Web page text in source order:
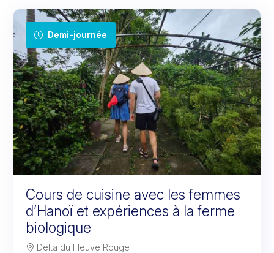
Demi-journée
Cours de cuisine avec les femmes
d’Hanoï et expériences à la ferme
biologique
Delta du Fleuve Rouge